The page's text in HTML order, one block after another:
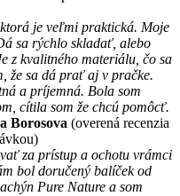
je veľmi praktická. Moje
sa rýchlo skladať, alebo
z kvalitného materiálu, čo sa
že sa dá prať aj v pračke.
a príjemná. Bola som
cítila som že chcú pomôcť.
Borosova (overená recenzia
za prístup a ochotu vrámci
bol doručený balíček od
Pure Nature a som